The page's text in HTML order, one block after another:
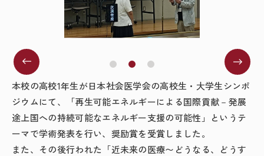
本校の高校1年生が日本社会医学会の高校生・大学生シンポ
ジウムにて、「再生可能エネルギーによる国際貢献－発展
途上国への持続可能なエネルギー支援の可能性」というテ
ーマで学術発表を行い、奨励賞を受賞しました。
また、その後行われた「近未来の医療〜どうなる、どうす